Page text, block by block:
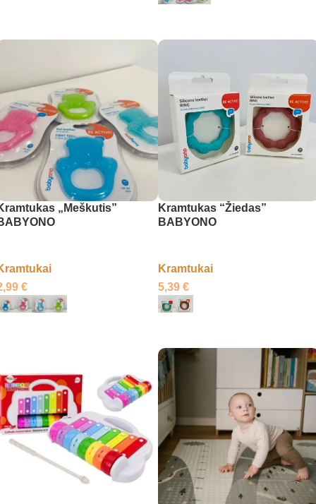
„Meškutis”
€
Kramtukas “Žiedas”
BABYONO
Kramtukai
5,39 €